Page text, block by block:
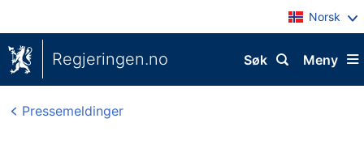
Norsk
Regjeringen.no Meny
Søk
Pressemeldinger